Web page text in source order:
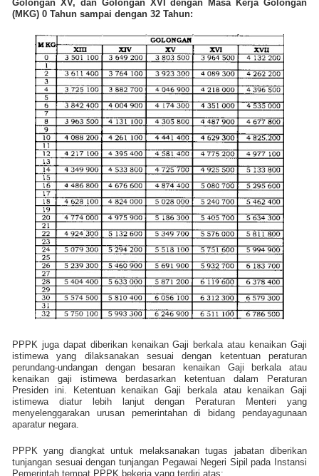
Golongan XV, dan Golongan XVI dengan Masa Kerja Golongan
(MKG) 0 Tahun sampai dengan 32 Tahun:
PPPK juga dapat diberikan kenaikan Gaji berkala atau kenaikan Gaji
istimewa yang dilaksanakan sesuaidengan ketentuan peraturan
perundang-undangan dengan besaran kenaikan Gaji berkala atau
kenaikan gaji istimewa berdasarkan ketentuan dalam Peraturan
Presiden ini. Ketentuan kenaikan Gaji berkala atau kenaikan Gaji
istimewa diatur lebih lanjut dengan Peraturan Menteri yang
menyelenggarakan urusan pemerintahan di bidang pendayagunaan
aparatur negara.
PPPK yang diangkat untuk melaksanakan tugas jabatan diberikan
tunjangan sesuai dengan tunjangan Pegawai Negeri Sipil pada Instansi
Pemerintah tempat PPPK bekerja yang terdiri atas: